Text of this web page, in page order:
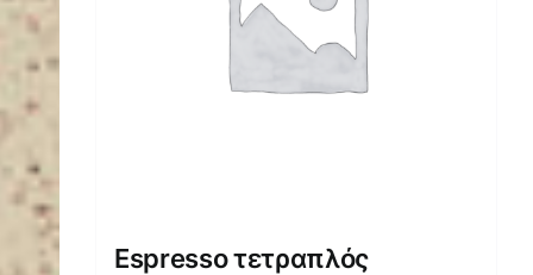
Espresso τετραπλός